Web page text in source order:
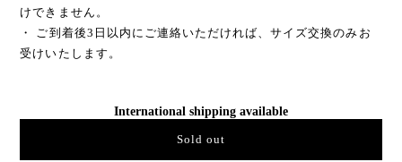
けできません。
・ ご到着後3日以内にご連絡いただければ、サイズ交換のみお
受けいたします。
International shipping available
Sold out